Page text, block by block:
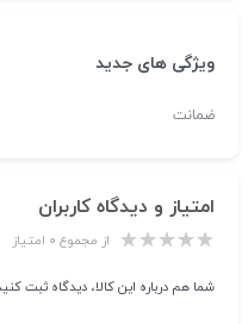
ویژگی های جدید
ضمانت
امتیاز و دیدگاه کاربران
از مجموع ۰ امتیاز
شما هم درباره این کالا، دیدگاه ثبت